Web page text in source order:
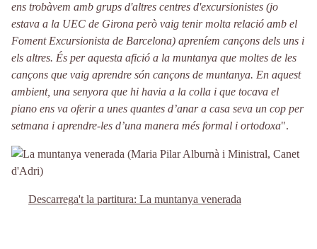
ens trobàvem amb grups d'altres centres d'excursionistes (jo
estava a la UEC de Girona però vaig tenir molta relació amb el
Foment Excursionista de Barcelona) apreníem cançons dels uns i
els altres. És per aquesta afició a la muntanya que moltes de les
cançons que vaig aprendre són cançons de muntanya. En aquest
ambient, una senyora que hi havia a la colla i que tocava el
piano ens va oferir a unes quantes d’anar a casa seva un cop per
setmana i aprendre-les d’una manera més formal i ortodoxa".
Descarrega't la partitura: La muntanya venerada